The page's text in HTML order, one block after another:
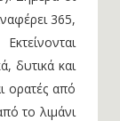
365,
δυτικά και
ορατές από
το λιμάνι